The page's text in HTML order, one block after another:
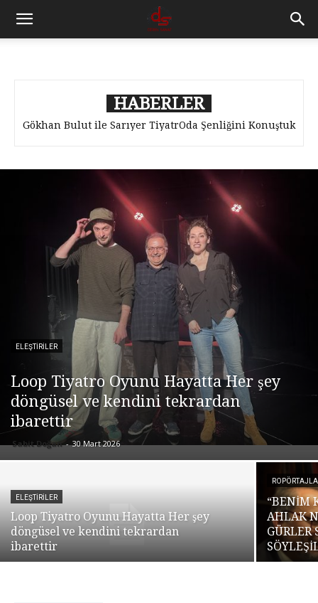
HABERLER
Akla Kara ‘Ne Seninle Ne Sensiz’ diyor
ELEŞTİRİLER
Loop Tiyatro Oyunu Hayatta Her şey
döngüsel ve kendini tekrardan
ibarettir
Sabit Doğan - 30 Mart 2026
ELEŞTİRİLER
Loop Tiyatro Oyunu Hayatta Her şey
döngüsel ve kendini tekrardan
ibarettir
“BENİM
AHLAK
GÜRLER